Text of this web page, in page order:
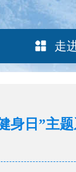
走
身日”主